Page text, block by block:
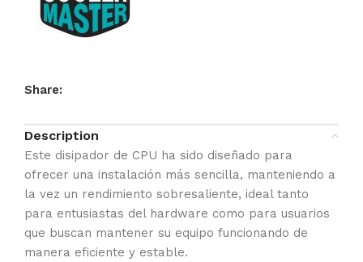
Share:
Description
Este disipador de CPU ha sido diseñado para
ofrecer una instalación más sencilla, manteniendo a
la vez un rendimiento sobresaliente, ideal tanto
para entusiastas del hardware como para usuarios
que buscan mantener su equipo funcionando de
manera eficiente y estable.